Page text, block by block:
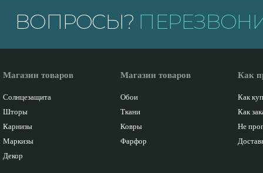
ВОПРОСЫ?
Магазин товаров
Солнцезащита
Шторы
Карнизы
Маркизы
Декор
Магазин товаров
Обои
Ткани
Ковры
Фарфор
Как
Как
Как
Не